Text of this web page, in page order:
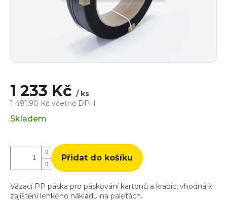
1 233 Kč / ks
1 491,90 Kč včetně DPH
Měrná
Skladem
Přidat do košíku
Vázací PP páska pro páskování kartonů a krabic, vhodná k
zajištění lehkého nákladu na paletách.